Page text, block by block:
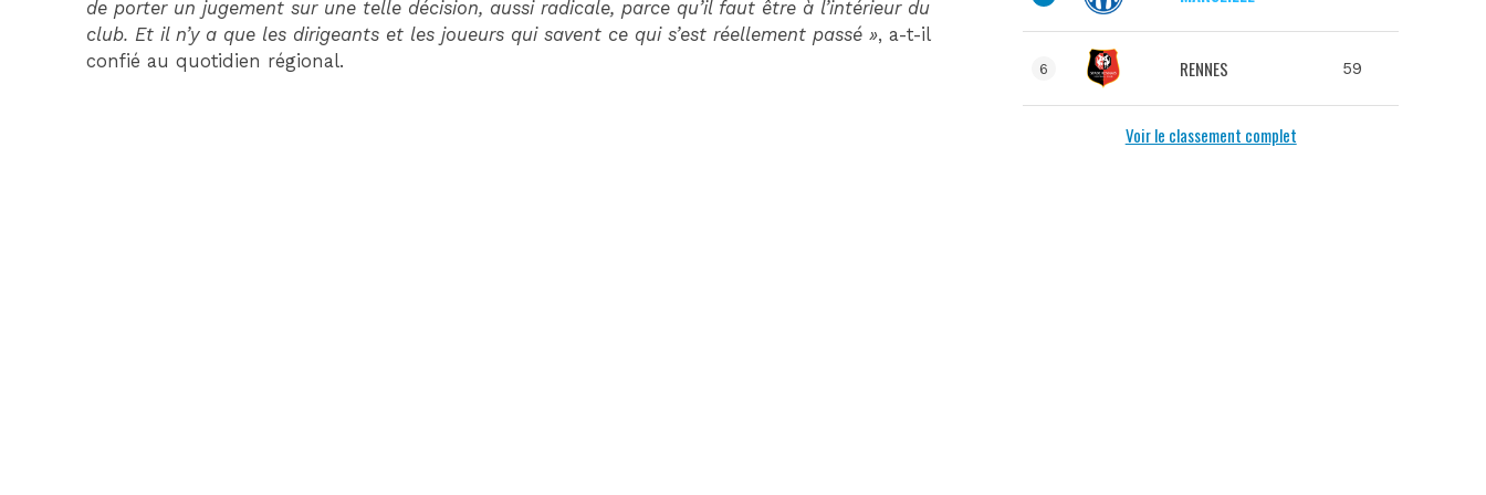
de porter un jugement sur une telle décision, aussi radicale, parce qu’il faut être à l’intérieur du
club. Et il n’y a que les dirigeants et les joueurs qui savent ce qui s’est réellement passé », a-t-il
confié au quotidien régional.
6 RENNES 59
Voir le classement complet